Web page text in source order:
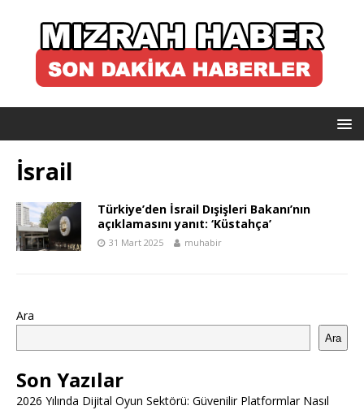
İsrail
Türkiye’den İsrail Dışişleri Bakanı’nın
açıklamasını yanıt: ‘Küstahça’
31 Mart 2025 muhabir
Ara
Ara
Son Yazılar
2026 Yılında Dijital Oyun Sektörü: Güvenilir Platformlar Nasıl